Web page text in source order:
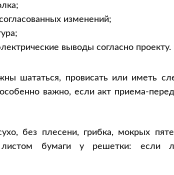
изменений;
выводы согласно проекту.
шататься, провисать или иметь
важно, если акт приема-
без плесени, грибка, мокрых
бумаги у решетки: если